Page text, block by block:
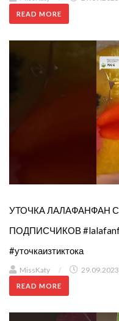
READ MORE
УТОЧКА ЛАЛАФАНФАН
ПОДПИСЧИКОВ
#уточкаизтиктока
MissKaty / 29.09.2023
READ MORE